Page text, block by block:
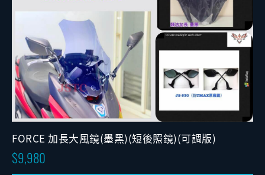
FORCE 加長大風鏡(墨黑)(短後照鏡)(可調版)
9,980